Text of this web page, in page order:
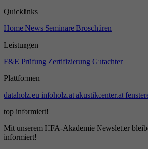
Quicklinks
Home News Seminare Broschüren
Leistungen
F&E Prüfung Zertifizierung Gutachten
Plattformen
dataholz.eu infoholz.at akustikcenter.at
top informiert!
Mit unserem HFA-Akademie Newsletter
informiert!